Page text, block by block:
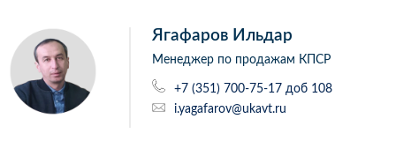
Ягафаров Ильдар
Менеджер по продажам КПСР
+7 (351) 700-75-17 доб 108
i.yagafarov@ukavt.ru